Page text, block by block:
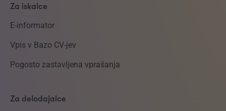
Za iskalce
E-informator
Vpis v Bazo CV-jev
Pogosto zastavljena vprašanja
Za delodajalce